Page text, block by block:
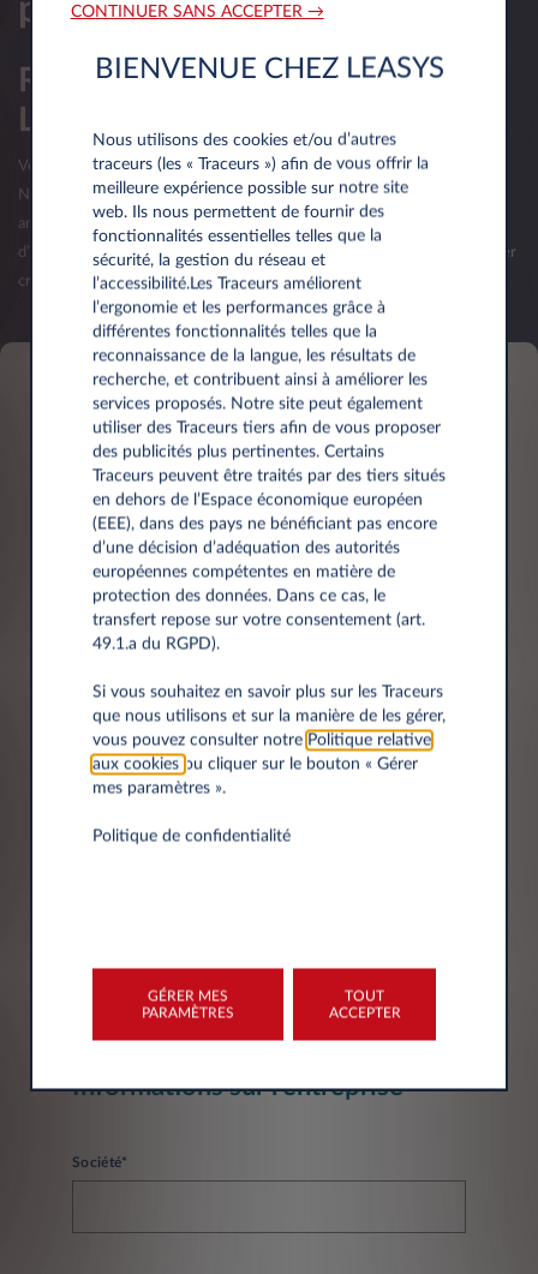
personnalisee
Réservé aux professionnels du
Luxembourg
Votre société luxembourgeoise a moins d’un an d’existence?
Nous vous invitons à nous contacter lorsque votre société aura plus d'un
an d’existence et que vos premiers bilans seront publiés. La validation
d’une offre (commande) reste sous réserve d’acceptation de votre dossier
crédit par Leasys Luxembourg.
Informations personnelles
Prénom*
Nom*
Email*
Informations sur l’entreprise
Société*
CONTINUER SANS ACCEPTER →
BIENVENUE CHEZ LEASYS
Nous utilisons des cookies et/ou d’autres
traceurs (les « Traceurs ») afin de vous offrir la
meilleure expérience possible sur notre site
web. Ils nous permettent de fournir des
fonctionnalités essentielles telles que la
sécurité, la gestion du réseau et
l’accessibilité.Les Traceurs améliorent
l’ergonomie et les performances grâce à
différentes fonctionnalités telles que la
reconnaissance de la langue, les résultats de
recherche, et contribuent ainsi à améliorer les
services proposés. Notre site peut également
utiliser des Traceurs tiers afin de vous proposer
des publicités plus pertinentes. Certains
Traceurs peuvent être traités par des tiers situés
en dehors de l’Espace économique européen
(EEE), dans des pays ne bénéficiant pas encore
d’une décision d’adéquation des autorités
européennes compétentes en matière de
protection des données. Dans ce cas, le
transfert repose sur votre consentement (art.
49.1.a du RGPD).
Si vous souhaitez en savoir plus sur les Traceurs
que nous utilisons et sur la manière de les gérer,
vous pouvez consulter notre Politique relative
aux cookies ou cliquer sur le bouton « Gérer
mes paramètres ».
Politique de confidentialité
GÉRER MES
PARAMÈTRES
TOUT
ACCEPTER